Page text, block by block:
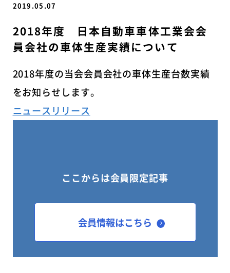
2019.05.07
2018年度 日本自動車車体工業会会
員会社の車体生産実績について
2018年度の当会会員会社の車体生産台数実績
をお知らせします。
ニュースリリース
ここからは会員限定記事
会員情報はこちら